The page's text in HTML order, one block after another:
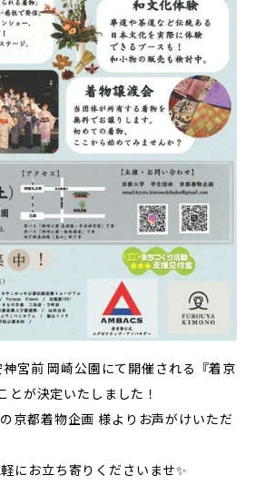
宮前 岡崎公園にて開催される『着京
が決定いたしました！
京都着物企画 様よりお声がけいただ
にお立ち寄りくださいませ✨